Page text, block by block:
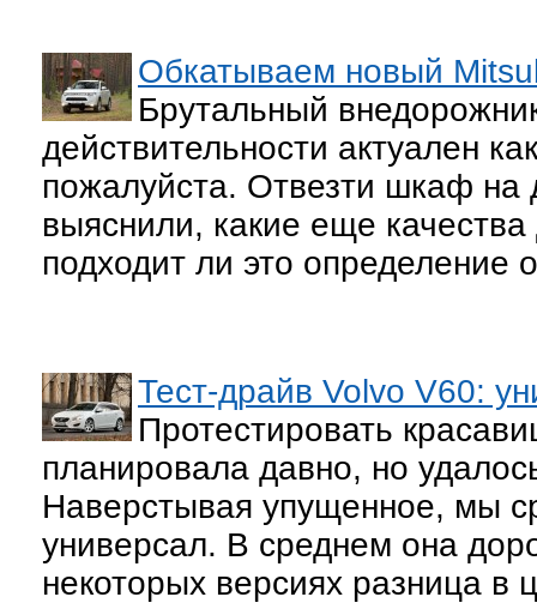
Обкатываем новый
Брутальный
действительности актуален
пожалуйста. Отвезти шкаф на
выяснили, какие еще
подходит ли это определение
Тест-драйв Volvo V60:
Протестировать
планировала давно, но
Наверстывая упущенное, мы
универсал. В среднем она
некоторых версиях разница в